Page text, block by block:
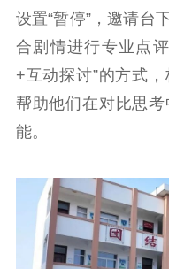
党建要闻
新时代公民素养
设置“暂停”，邀请台
合剧情进行专业点
+互动探讨”的方式
帮助他们在对比思
能。